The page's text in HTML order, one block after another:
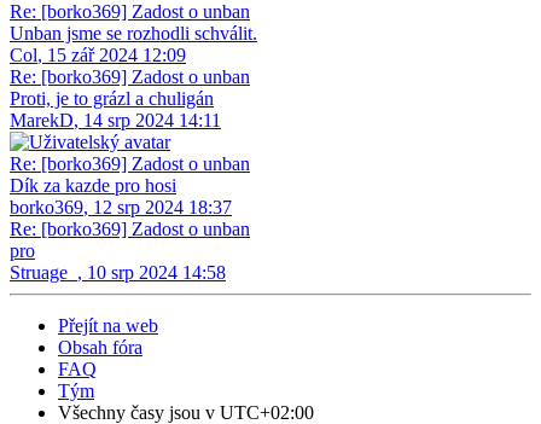
Re: [borko369] Zadost o unban
Unban jsme se rozhodli schválit.
Col, 15 zář 2024 12:09
Re: [borko369] Zadost o unban
Proti, je to grázl a chuligán
MarekD, 14 srp 2024 14:11
Re: [borko369] Zadost o unban
Dík za kazde pro hosi
borko369, 12 srp 2024 18:37
Re: [borko369] Zadost o unban
pro
Struage_ , 10 srp 2024 14:58
Přejít na web
Obsah fóra
FAQ
Tým
Všechny časy jsou v UTC+02:00